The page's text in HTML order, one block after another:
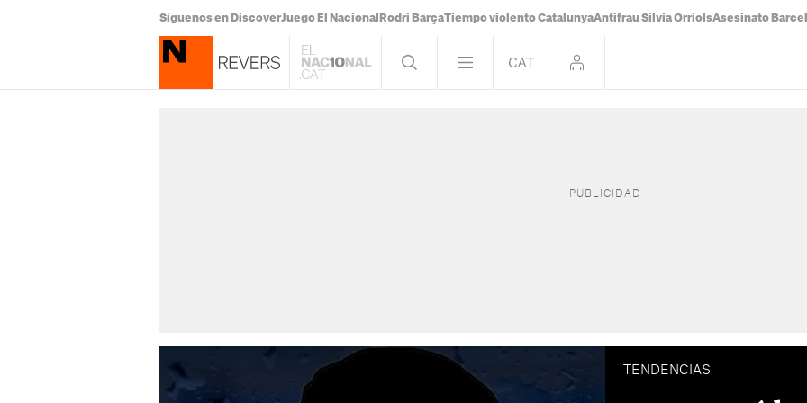
Síguenos en DiscoverJuego El Nacional Rodri BarçaTiempo violento CatalunyaAntifrau Sílvia OrriolsAsesinato
TENDENCIAS